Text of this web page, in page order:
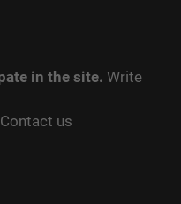
in the site. Write
Contact us